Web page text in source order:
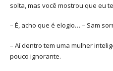
solta, mas você mostrou que eu
– É, acho que é elogio… – Sam
– Aí dentro tem uma mulher
pouco ignorante.